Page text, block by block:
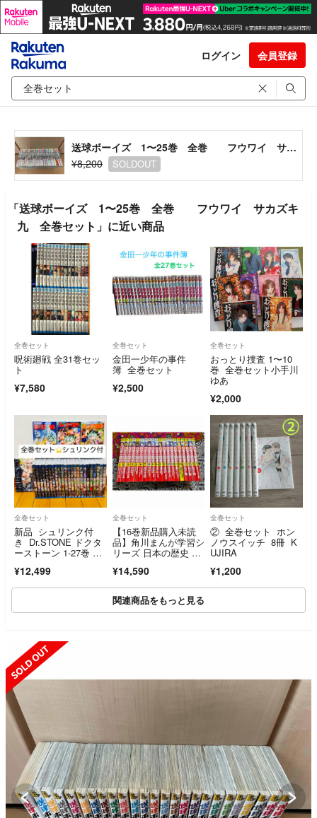
ログイン 会員登録
送球ボーイズ 1〜25巻 全巻 フウワイ サカズキ九 全巻セット
¥8,200
SOLDOUT
「送球ボーイズ 1〜25巻 全巻 フウワイ サカズキ
九 全巻セット」に近い商品
全巻セット
呪術廻戦 全31巻セッ
ト
¥7,580
全巻セット
金田一少年の事件
簿 全巻セット
¥2,500
全巻セット
おっとり捜査 1〜10
巻 全巻セット小手川
ゆあ
¥2,000
全巻セット
新品 シュリンク付
き Dr.STONE ドクタ
ーストーン 1-27巻 全
郎 Boichi
¥12,499
全巻セット
【16巻新品購入未読
品】角川まんが学習シ
リーズ 日本の歴史 全
¥14,590
全巻セット
② 全巻セット ホン
ノウスイッチ 8冊 K
UJIRA
¥1,200
関連商品をもっと見る